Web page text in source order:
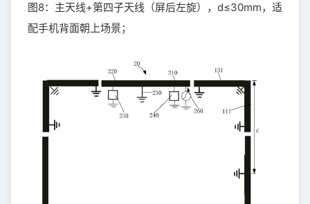
图8：主天线+第四子天线（屏后左旋），d≤30mm，适
配手机背面朝上场景；